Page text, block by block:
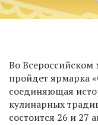
Во Всероссийском
пройдет ярмарка
соединяющая
кулинарных
состоится 26 и 27